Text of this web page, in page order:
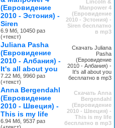
(Евровидение
2010 - Эстония) -
Siren
6.9 Мб, 10450 раз
(+текст)
Lincoln &
Manpower 4
(Евровидение
2010 - Эстония) -
Siren бесплатно
в mp3
Juliana Pasha
(Евровидение
2010 - Албания) -
It's all about you
7.22 Мб, 9960 раз
(+текст)
Скачать Juliana
Pasha
(Евровидение
2010 - Албания) -
It's all about you
бесплатно в mp3
Anna Bergendahl
(Евровидение
2010 - Швеция) -
This is my life
6.94 Мб, 9537 раз
Скачать Anna
Bergendahl
(Евровидение
2010 - Швеция) -
This is my life
бесплатно в mp3